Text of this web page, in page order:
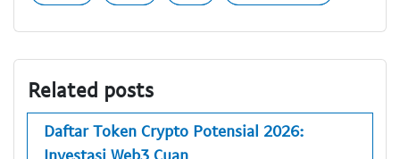
Related posts
Daftar Token Crypto Potensial 2026:
Investasi Web3 Cuan